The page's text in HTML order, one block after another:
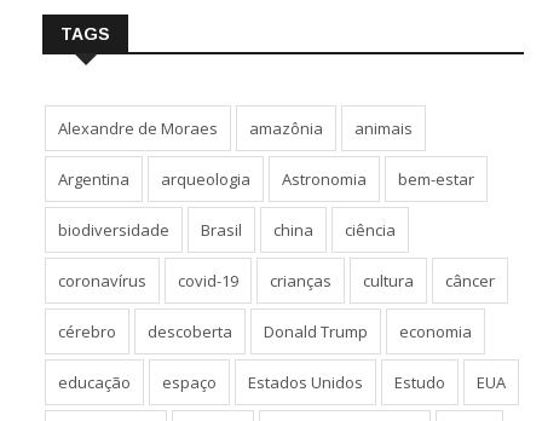
TAGS
Alexandre de Moraes amazônia animais
Argentina arqueologia Astronomia bem-estar
biodiversidade Brasil china ciência
coronavírus covid-19 crianças cultura câncer
cérebro descoberta Donald Trump economia
educação espaço Estados Unidos Estudo EUA